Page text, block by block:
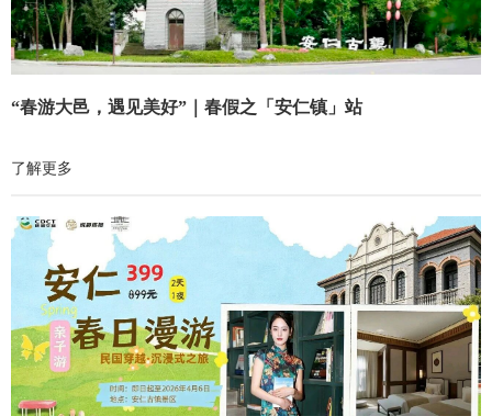
“春游大邑，遇见美好”｜春假之「安仁镇」站
了解更多